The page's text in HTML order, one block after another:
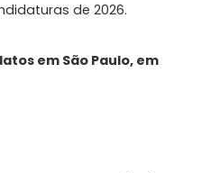
de 2026.
em São Paulo, em